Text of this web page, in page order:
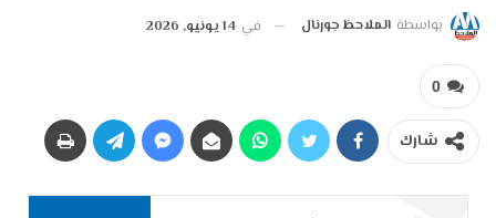
بواسطة الملاحظ جورنال في 14 يونيو, 2026
0
شارك